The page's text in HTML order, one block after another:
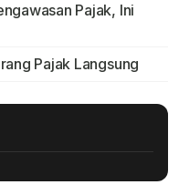
Pajak, Ini
Pajak Langsung